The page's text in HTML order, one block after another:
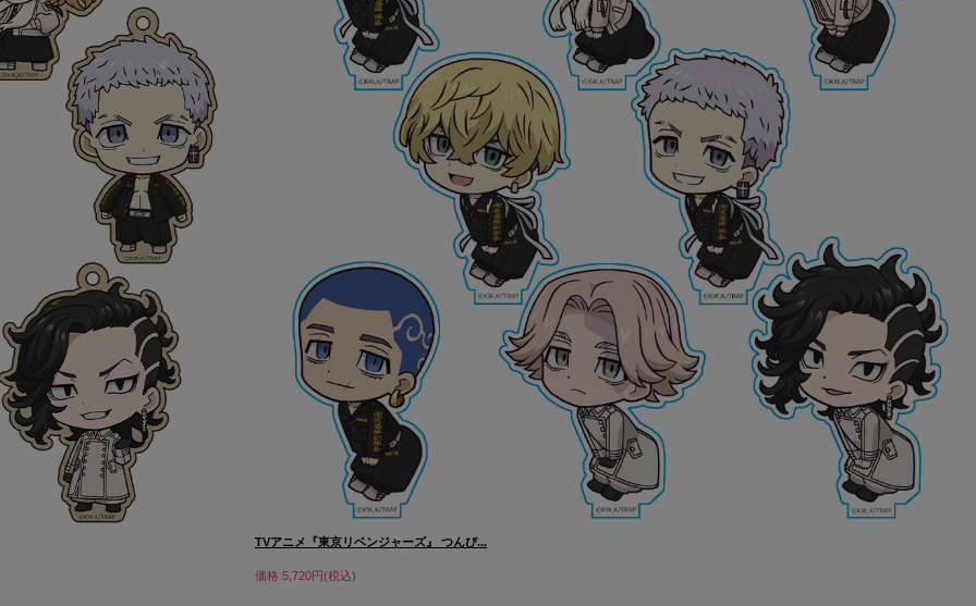
TVアニメ『東京リベンジャーズ』 つんぴ...
価格:5,720円(税込)